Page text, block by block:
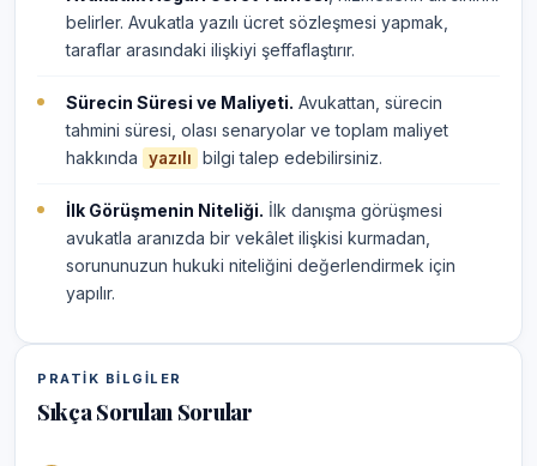
belirler. Avukatla yazılı ücret sözleşmesi yapmak,
taraflar arasındaki ilişkiyi şeffaflaştırır.
Sürecin Süresi ve Maliyeti. Avukattan, sürecin
tahmini süresi, olası senaryolar ve toplam maliyet
hakkında
yazılı bilgi talep edebilirsiniz.
İlk Görüşmenin Niteliği. İlk danışma görüşmesi
avukatla aranızda bir vekâlet ilişkisi kurmadan,
sorununuzun hukuki niteliğini değerlendirmek için
yapılır.
PRATIK BILGILER
Sıkça Sorulan Sorular